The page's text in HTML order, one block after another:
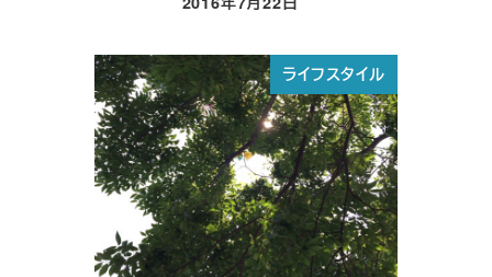
投稿日
ライフスタイル